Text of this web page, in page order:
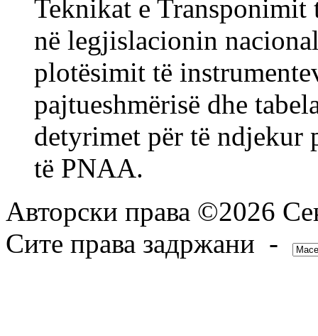
Teknikat e
në legjislacionin
plotësimit të
pajtueshmërisë dhe
detyrimet për të ndjekur
të PNАА.
Авторски права ©2026
Сите права задржани -